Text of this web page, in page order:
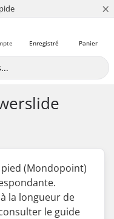
×
Panier
Enregistré
(Mondopoint)
la longueur de
le guide